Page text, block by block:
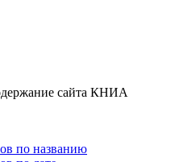
сайта КНИА
по названию